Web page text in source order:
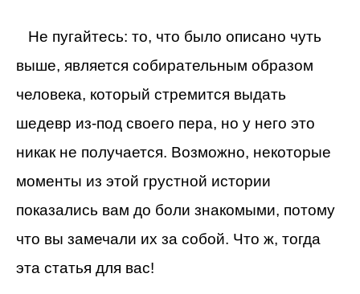
Не пугайтесь: то, что было описано чуть
выше, является собирательным образом
человека, который стремится выдать
шедевр из-под своего пера, но у него это
никак не получается. Возможно, некоторые
моменты из этой грустной истории
показались вам до боли знакомыми, потому
что вы замечали их за собой. Что ж, тогда
эта статья для вас!